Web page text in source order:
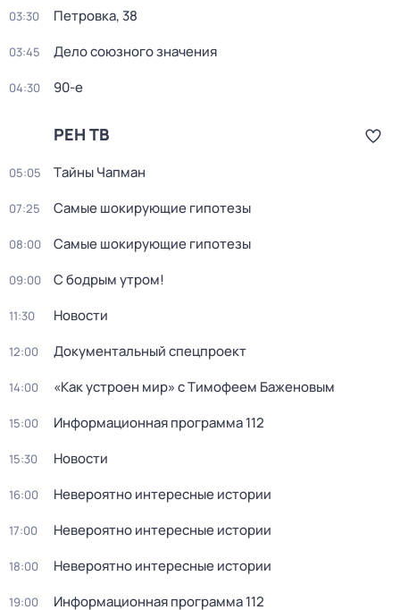
03:30 Петровка, 38
03:45 Дело союзного значения
04:30 90-е
РЕН ТВ
05:05 Тaйны Чапман
07:25 Самые шoкиpующие гипотезы
08:00 Самые шoкиpующие гипотезы
09:00 С бодрым утром!
11:30 Новости
12:00 Документальный спецпроект
14:00 «Как устроен мир» с Тимофеем Баженовым
15:00 Информационная программа 112
15:30 Новости
16:00 Невероятно интересные истории
17:00 Невероятно интересные истории
18:00 Невероятно интересные истории
19:00 Информационная программа 112